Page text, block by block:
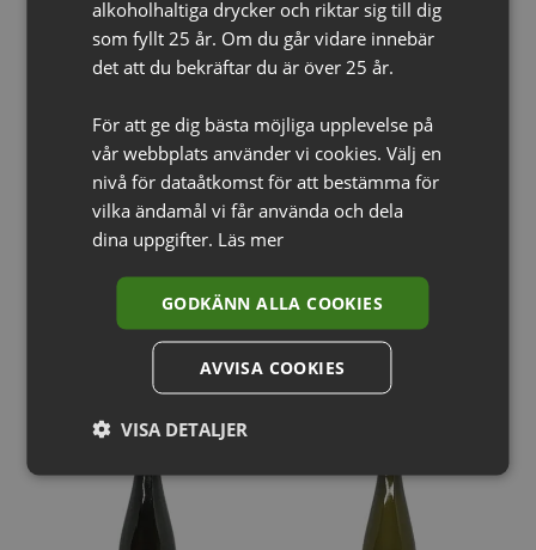
STORLEK
ÅRGÅNG
RELATERADE PRODUKTER
alkoholhaltiga drycker och riktar sig till dig
som fyllt 25 år. Om du går vidare innebär
det att du bekräftar du är över 25 år.
För att ge dig bästa möjliga upplevelse på
vår webbplats använder vi cookies. Välj en
nivå för dataåtkomst för att bestämma för
vilka ändamål vi får använda och dela
dina uppgifter. Läs mer
GODKÄNN ALLA COOKIES
AVVISA COOKIES
VISA DETALJER